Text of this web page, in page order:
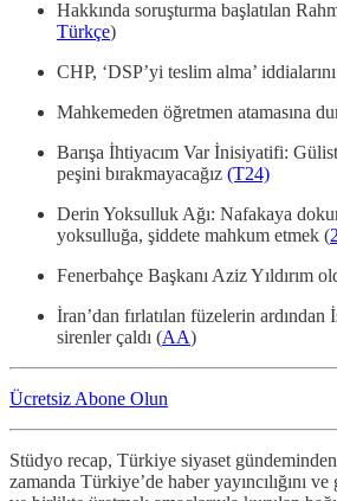
Hakkında soruşturma başlatılan
Türkçe)
CHP, ‘DSP’yi teslim alma’
Mahkemeden öğretmen atamasına
Barışa İhtiyacım Var İnisiyatifi:
peşini bırakmayacağız (T24)
Derin Yoksulluk Ağı: Nafakaya
yoksulluğa, şiddete mahkum etmek (
Fenerbahçe Başkanı Aziz Yıldırım
İran’dan fırlatılan füzelerin ardından
sirenler çaldı (AA)
Ücretsiz Abone Olun
Stüdyo recap, Türkiye siyaset
zamanda Türkiye’de haber yayıncılığını